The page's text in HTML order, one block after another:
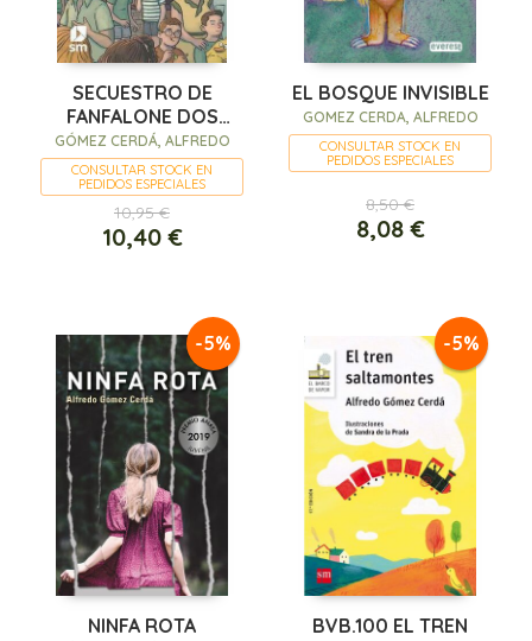
SECUESTRO DE
FANFALONE DOS
PUNTOS
GÓMEZ CERDÁ, ALFREDO
CONSULTAR STOCK EN
PEDIDOS ESPECIALES
10,95 €
10,40 €
EL BOSQUE INVISIBLE
GOMEZ CERDA, ALFREDO
CONSULTAR STOCK EN
PEDIDOS ESPECIALES
8,50 €
8,08 €
-5%
NINFA ROTA
-5%
BVB.100 EL TREN